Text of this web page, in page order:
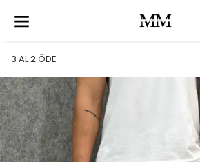
3 AL 2 ÖDE